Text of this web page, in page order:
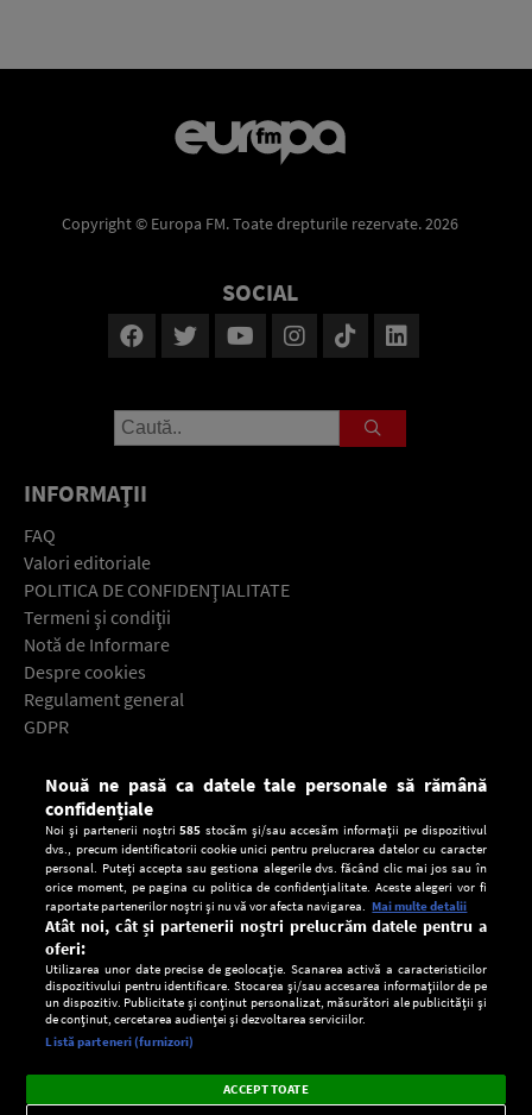
Copyright © Europa FM. Toate drepturile rezervate. 2026
SOCIAL
INFORMAŢII
FAQ
Valori editoriale
POLITICA DE CONFIDENŢIALITATE
Termeni şi condiţii
Notă de Informare
Despre cookies
Regulament general
GDPR
Descarcă gratuit aplicaţia Europa FM pentru smartphone:
Setări:
Dark
Mode
Radio live, podcasturi, știri și alerte
importante.
×
Nouă ne pasă ca datele tale personale să rămână
confidențiale
Noi și partenerii noștri585 stocăm și/sau accesăm informații pe dispozitivul
dvs., precum identificatorii cookie unici pentru prelucrarea datelor cu caracter
personal. Puteți accepta sau gestiona alegerile dvs. făcând clic mai jos sau în
orice moment, pe pagina cu politica de confidențialitate. Aceste alegeri vor fi
raportate partenerilor noștri și nu vă vor afecta navigarea. Mai multe detalii
Atât noi, cât și partenerii noștri prelucrăm datele pentru a
oferi:
Utilizarea unor date precise de geolocație. Scanarea activă a caracteristicilor
dispozitivului pentru identificare. Stocarea și/sau accesarea informațiilor de pe
un dispozitiv. Publicitate și conținut personalizat, măsurători ale publicității și
de conținut, cercetarea audienței și dezvoltarea serviciilor.
Listă parteneri (furnizori)
ACCEPT TOATE